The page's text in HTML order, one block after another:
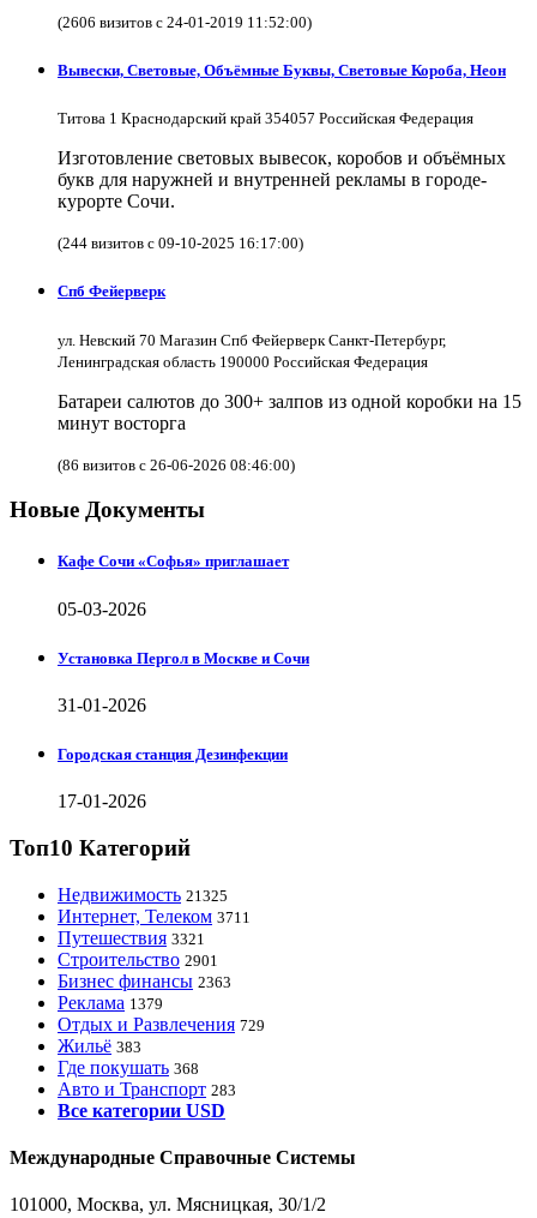
(2606 визитов с 24-01-2019 11:52:00)
Вывески, Световые, Объёмные Буквы, Световые Короба, Неон
Титова 1 Краснодарский край 354057 Российская Федерация
Изготовление световых вывесок, коробов и объёмных
букв для наружней и внутренней рекламы в городе-
курорте Сочи.
(244 визитов с 09-10-2025 16:17:00)
Спб Фейерверк
ул. Невский 70 Магазин Спб Фейерверк Санкт-Петербург,
Ленинградская область 190000 Российская Федерация
Батареи салютов до 300+ залпов из одной коробки на 15
минут восторга
(86 визитов с 26-06-2026 08:46:00)
Новые Документы
Кафе Сочи «Софья» приглашает
05-03-2026
Установка Пергол в Москве и Сочи
31-01-2026
Городская станция Дезинфекции
17-01-2026
Топ10 Категорий
Недвижимость 21325
Интернет, Телеком 3711
Путешествия 3321
Строительство 2901
Бизнес финансы 2363
Реклама 1379
Отдых и Развлечения 729
Жильё 383
Где покушать 368
Авто и Транспорт 283
Все категории USD
Международные Справочные Системы
101000, Москва, ул. Мясницкая, 30/1/2